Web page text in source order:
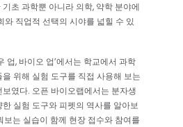
초 과학뿐 아니라 의학, 약학 분야에
와 직업적 선택의 시야를 넓힐 수 있
업, 바이오 업’에서는 학교에서 과학
위해 실험 도구를 직접 사용해 보는
였다. 오픈 바이오랩에서는 분자생
실험 도구와 피펫의 역사를 알아보
보는 실습이 함께 현장 접수와 참여를